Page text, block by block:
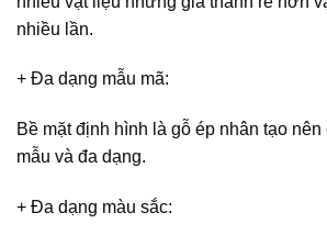
nhiều lần.
+ Đa dạng mẫu mã:
Bề mặt định hình là gỗ ép nhân tạo
mẫu và đa dạng.
+ Đa dạng màu sắc: